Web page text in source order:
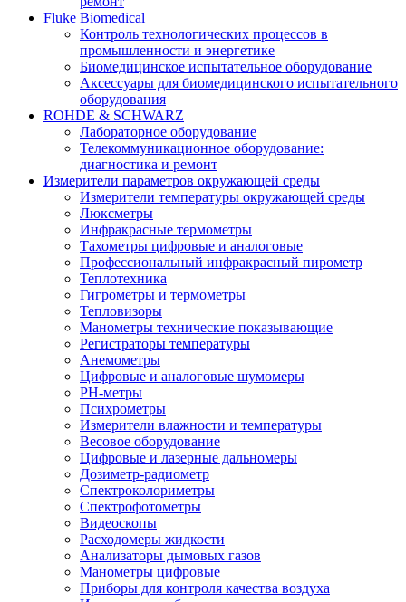
Fluke Biomedical
Контроль технологических процессов в
промышленности и энергетике
Биомедицинское испытательное оборудование
Аксессуары для биомедицинского испытательного
оборудования
ROHDE & SCHWARZ
Лабораторное оборудование
Телекоммуникационное оборудование:
диагностика и ремонт
Измерители параметров окружающей среды
Измерители температуры окружающей среды
Люксметры
Инфракрасные термометры
Тахометры цифровые и аналоговые
Профессиональный инфракрасный пирометр
Теплотехника
Гигрометры и термометры
Тепловизоры
Манометры технические показывающие
Регистраторы температуры
Анемометры
Цифровые и аналоговые шумомеры
PH-метры
Психрометры
Измерители влажности и температуры
Весовое оборудование
Цифровые и лазерные дальномеры
Дозиметр-радиометр
Спектроколориметры
Спектрофотометры
Видеоскопы
Расходомеры жидкости
Анализаторы дымовых газов
Манометры цифровые
Приборы для контроля качества воздуха